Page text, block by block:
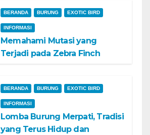
BERANDA BURUNG EXOTIC BIRD
INFORMASI
Memahami Mutasi yang
Terjadi pada Zebra Finch
BERANDA BURUNG EXOTIC BIRD
INFORMASI
Lomba Burung Merpati, Tradisi
yang Terus Hidup dan